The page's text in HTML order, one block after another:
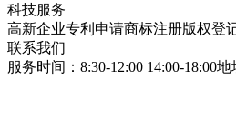
科技服务
高新企业专利申请商标注册版权登
联系我们
服务时间：8:30-12:00 14:00-18:00地